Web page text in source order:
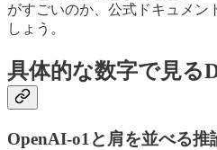
がすごいのか、公式ドキュメン
しょう。
具体的な数字で見る
OpenAI-o1と肩を並べる推